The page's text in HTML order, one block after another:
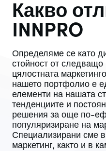
Какво
INNPRO
Определяме се като
стойност от
цялостната
нашето портфолио е
елементи на нашата
тенденциите и
решения за още по-
популяризиране на
Специализирани сме
маркетинг, както и в